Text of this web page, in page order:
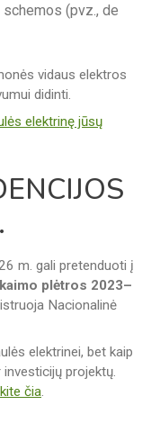
(pvz., de
vidaus elektros
didinti.
elektrinę jūsų
m. gali pretenduoti į
plėtros 2023–
Nacionalinė
elektrinei, bet kaip
projektų.
čia.